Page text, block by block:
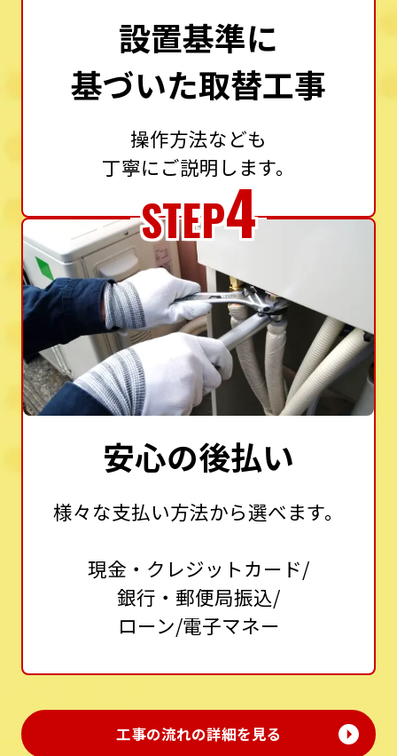
設置基準に
基づいた取替工事
操作方法なども
丁寧にご説明します。
STEP4
安心の後払い
様々な支払い方法から選べます。
現金・クレジットカード/
銀行・郵便局振込/
ローン/電子マネー
工事の流れの詳細を見る